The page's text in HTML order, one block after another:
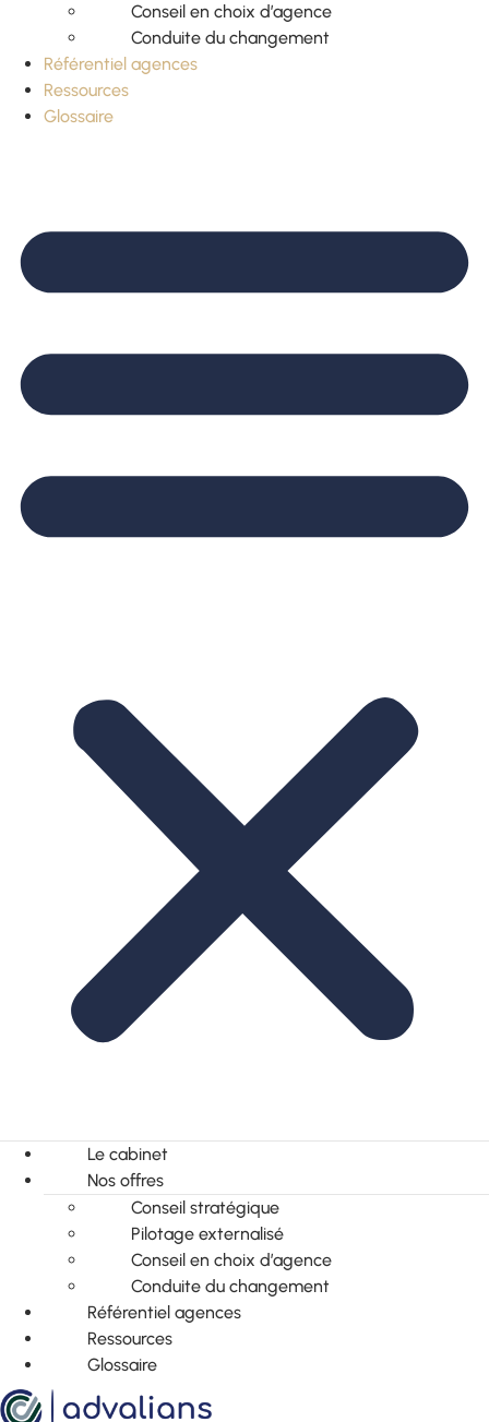
Conseil en choix d’agence
Conduite du changement
Référentiel agences
Ressources
Glossaire
Le cabinet
Nos offres
Conseil stratégique
Pilotage externalisé
Conseil en choix d’agence
Conduite du changement
Référentiel agences
Ressources
Glossaire